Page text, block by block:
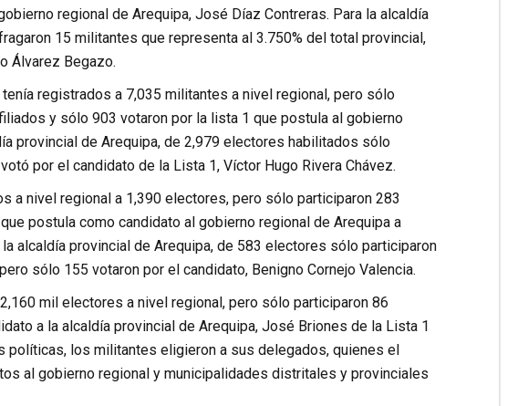
regional de Arequipa, José Díaz Contreras. Para la alcaldía
15 militantes que representa al 3.750% del total provincial,
Álvarez Begazo.
registrados a 7,035 militantes a nivel regional, pero sólo
y sólo 903 votaron por la lista 1 que postula al gobierno
provincial de Arequipa, de 2,979 electores habilitados sólo
por el candidato de la Lista 1, Víctor Hugo Rivera Chávez.
a nivel regional a 1,390 electores, pero sólo participaron 283
postula como candidato al gobierno regional de Arequipa a
alcaldía provincial de Arequipa, de 583 electores sólo participaron
sólo 155 votaron por el candidato, Benigno Cornejo Valencia.
mil electores a nivel regional, pero sólo participaron 86
a la alcaldía provincial de Arequipa, José Briones de la Lista 1
los militantes eligieron a sus delegados, quienes el
al gobierno regional y municipalidades distritales y provinciales